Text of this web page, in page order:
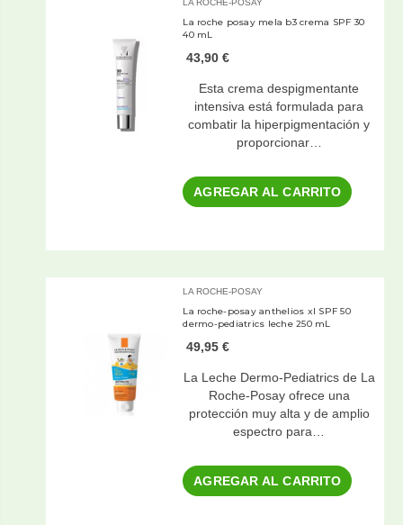
LA ROCHE-POSAY
La roche posay mela b3 crema SPF 30
40 mL
43,90 €
Esta crema despigmentante
intensiva está formulada para
combatir la hiperpigmentación y
proporcionar…
AGREGAR AL CARRITO
LA ROCHE-POSAY
La roche-posay anthelios xl SPF 50
dermo-pediatrics leche 250 mL
49,95 €
La Leche Dermo-Pediatrics de La
Roche-Posay ofrece una
protección muy alta y de amplio
espectro para…
AGREGAR AL CARRITO